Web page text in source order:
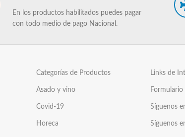
En los productos habilitados puedes pagar
con todo medio de pago Nacional.
Categorías de Productos
Asado y vino
Covid-19
Horeca
Links de
Síguenos
Síguenos